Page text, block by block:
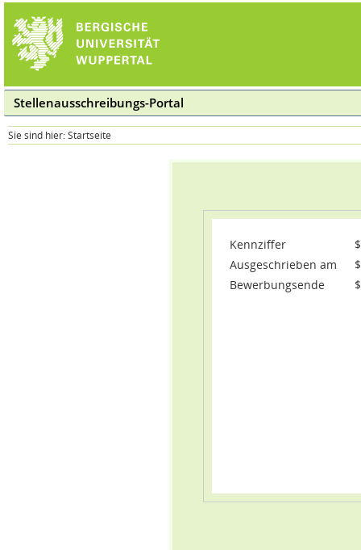
Stellenausschreibungs-Portal
Sie sind hier: Startseite
Kennziffer
Ausgeschrieben am
Bewerbungsende